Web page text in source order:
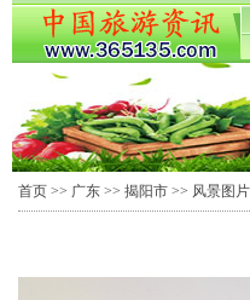
首页 >> 广东 >> 揭阳市 >> 风景图片